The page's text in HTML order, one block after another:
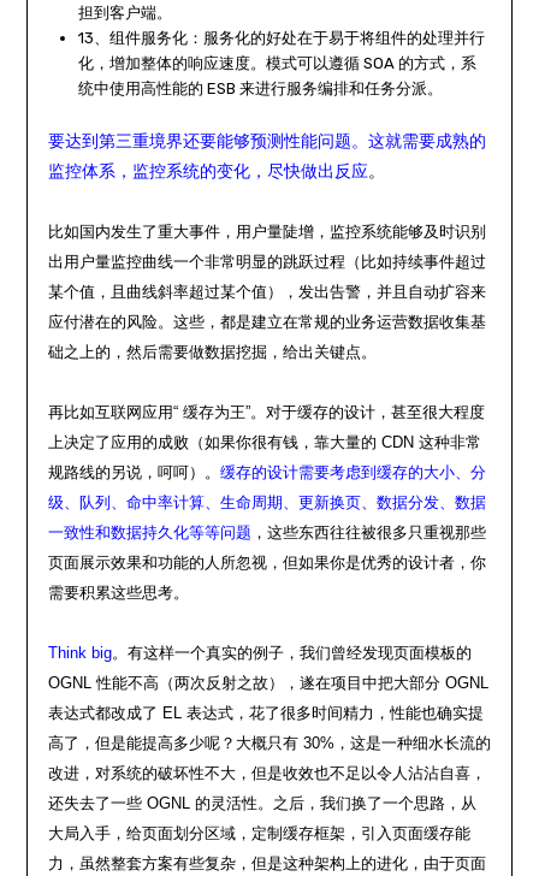
担到客户端。
13、组件服务化：服务化的好处在于易于将组件的处理并行
化，增加整体的响应速度。模式可以遵循 SOA 的方式，系
统中使用高性能的 ESB 来进行服务编排和任务分派。
要达到第三重境界还要能够预测性能问题。这就需要成熟的
监控体系，监控系统的变化，尽快做出反应。
比如国内发生了重大事件，用户量陡增，监控系统能够及时识别
出用户量监控曲线一个非常明显的跳跃过程（比如持续事件超过
某个值，且曲线斜率超过某个值），发出告警，并且自动扩容来
应付潜在的风险。这些，都是建立在常规的业务运营数据收集基
础之上的，然后需要做数据挖掘，给出关键点。
再比如互联网应用“ 缓存为王”。对于缓存的设计，甚至很大程度
上决定了应用的成败（如果你很有钱，靠大量的 CDN 这种非常
规路线的另说，呵呵）。 缓存的设计需要考虑到缓存的大小、分
级、队列、命中率计算、生命周期、更新换页、数据分发、数据
一致性和数据持久化等等问题 ，这些东西往往被很多只重视那些
页面展示效果和功能的人所忽视，但如果你是优秀的设计者，你
需要积累这些思考。
Think big。有这样一个真实的例子，我们曾经发现页面模板的
OGNL 性能不高（两次反射之故），遂在项目中把大部分 OGNL
表达式都改成了 EL 表达式，花了很多时间精力，性能也确实提
高了，但是能提高多少呢？大概只有 30%，这是一种细水长流的
改进，对系统的破坏性不大，但是收效也不足以令人沾沾自喜，
还失去了一些 OGNL 的灵活性。之后，我们换了一个思路，从
大局入手，给页面划分区域，定制缓存框架，引入页面缓存能
力，虽然整套方案有些复杂，但是这种架构上的进化，由于页面